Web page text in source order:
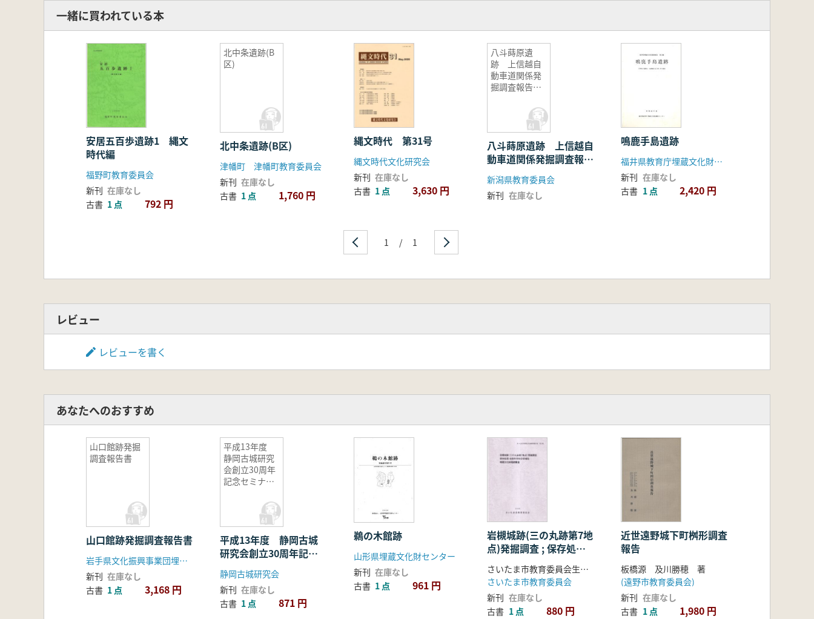
一緒に買われている本
安居五百歩遺跡1 縄文
時代編
福野町教育委員会
新刊 在庫なし
古書 1 点 792 円
北中条遺跡(B
区)
北中条遺跡(B区)
津幡町 津幡町教育委員会
新刊 在庫なし
古書 1 点 1,760 円
縄文時代 第31号
縄文時代文化研究会
新刊 在庫なし
古書 1 点 3,630 円
八斗蒔原遺
跡 上信越自
動車道関係発
掘調査報告書
八斗蒔原遺跡 上信越自
動車道関係発掘調査報告
書11
新潟県教育委員会
新刊 在庫なし
鳴鹿手島遺跡
福井県教育庁埋蔵文化財調査センター
新刊 在庫なし
古書 1 点 2,420 円
1 / 1
レビュー
レビューを書く
あなたへのおすすめ
山口館跡発掘
調査報告書
山口館跡発掘調査報告書
岩手県文化振興事業団埋蔵文化財センター
新刊 在庫なし
古書 1 点 3,168 円
平成13年度
静岡古城研究
会創立30周年
記念セミナー
平成13年度 静岡古城
研究会創立30周年記念
セミナー資料(その2)
静岡古城研究会
新刊 在庫なし
古書 1 点 871 円
鵜の木館跡
山形県埋蔵文化財センター
新刊 在庫なし
古書 1 点 961 円
岩槻城跡(三の丸跡第7地
点)発掘調査 ; 保存処
理・自然科学的分析報告
; 埋蔵文化財確認調査さいたま市教育委員会生涯学習部文化財保護課 編
さいたま市教育委員会
新刊 在庫なし
古書 1 点 880 円
近世遠野城下町桝形調査
報告
板橋源 及川勝穂 著
(遠野市教育委員会)
新刊 在庫なし
古書 1 点 1,980 円